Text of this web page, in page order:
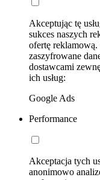
Akceptując tę
sukces naszych
ofertę
zaszyfrowane
dostawcami
ich usług:
Google Ads
Performance
Akceptacja tych
anonimowo